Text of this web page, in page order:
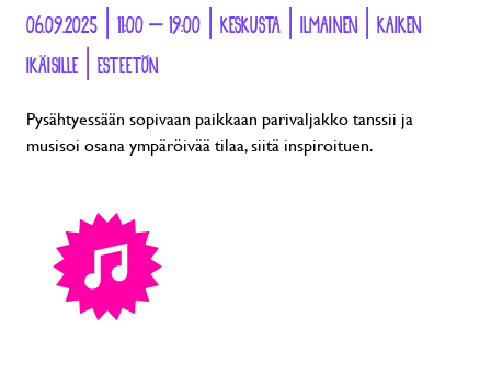
06.09.2025 | 11:00 – 19:00 | KESKUSTA | ILMAINEN | KAIKEN
IKÄISILLE | ESTEETÖN
Pysähtyessään sopivaan paikkaan parivaljakko tanssii ja
musisoi osana ympäröivää tilaa, siitä inspiroituen.